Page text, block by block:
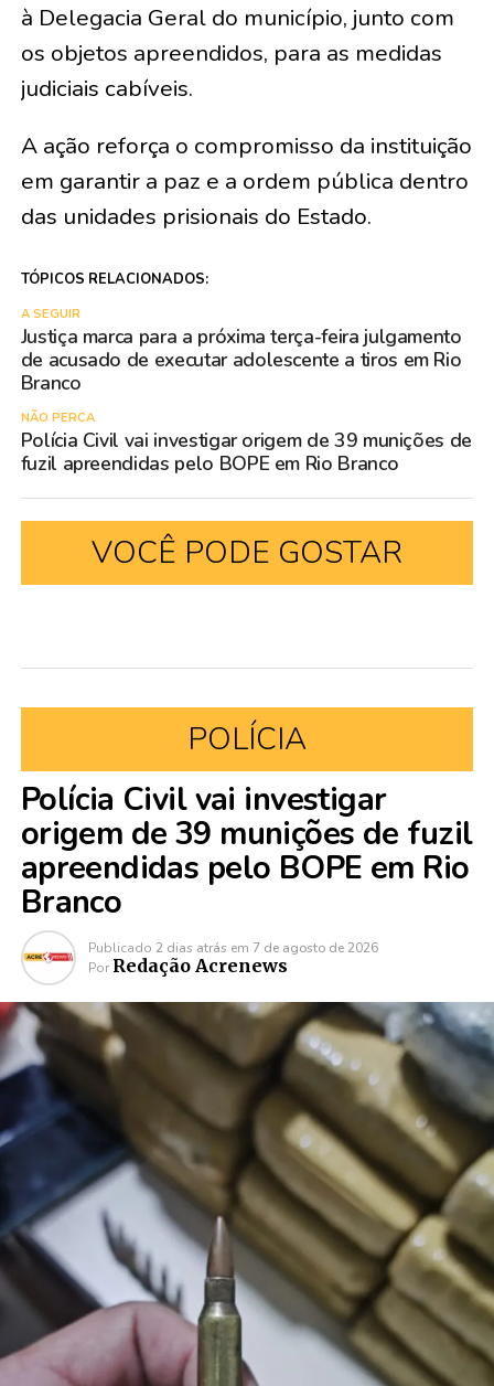
à Delegacia Geral do município, junto com
os objetos apreendidos, para as medidas
judiciais cabíveis.
A ação reforça o compromisso da instituição
em garantir a paz e a ordem pública dentro
das unidades prisionais do Estado.
TÓPICOS RELACIONADOS:
A SEGUIR
Justiça marca para a próxima terça-feira julgamento
de acusado de executar adolescente a tiros em Rio
Branco
NÃO PERCA
Polícia Civil vai investigar origem de 39 munições de
fuzil apreendidas pelo BOPE em Rio Branco
VOCÊ PODE GOSTAR
POLÍCIA
Polícia Civil vai investigar
origem de 39 munições de fuzil
apreendidas pelo BOPE em Rio
Branco
Publicado 2 dias atrás em 7 de agosto de 2026
Por Redação Acrenews